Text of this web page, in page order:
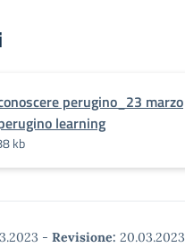
terrà
perugino_23 marzo
learning
kb
- Revisione: 20.03.2023